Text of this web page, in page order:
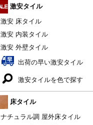
激安タイル
激安 床タイル
激安 内装タイル
激安 外壁タイル
出荷の早い激安タイル
激安タイルを色で探す
床タイル
ナチュラル調 屋外床タイル